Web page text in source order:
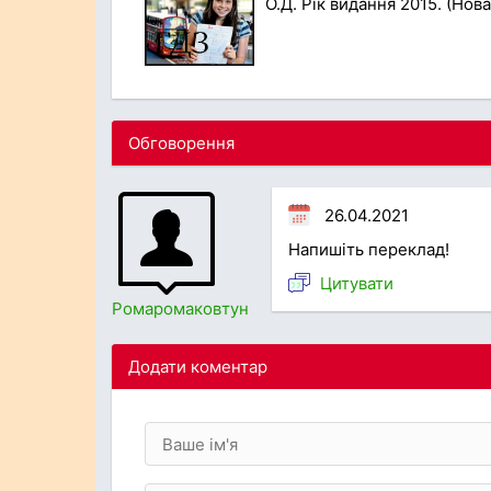
О.Д. Рік видання 2015.
Обговорення
Ромаромаковтун
26.04.2021
Напишіть переклад!
Цитувати
Додати коментар